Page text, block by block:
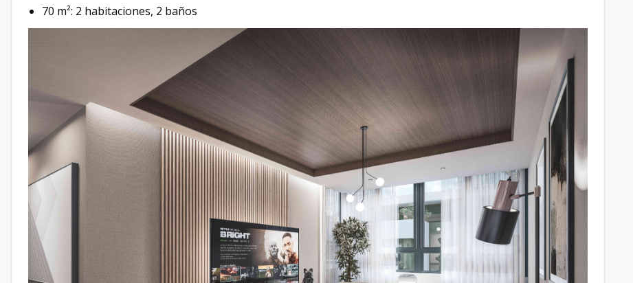
70 m²: 2 habitaciones, 2 baños